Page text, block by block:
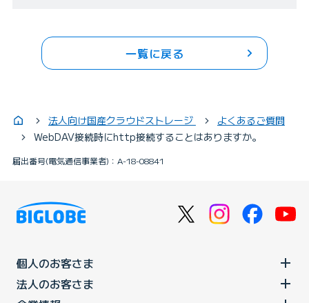
一覧に戻る
法人向け国産クラウドストレージ
よくあるご質問
WebDAV接続時にhttp接続することはありますか。
届出番号(電気通信事業者)：A-18-08841
個人のお客さま
法人のお客さま